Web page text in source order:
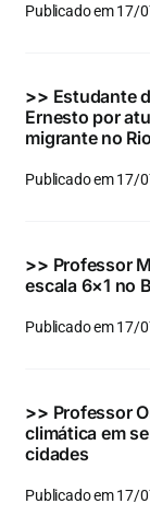
Publicado em 17/
>> Estudante
Ernesto por
migrante no
Publicado em 17/
>> Professor
escala 6×1 no
Publicado em 17/
>> Professor
climática em
cidades
Publicado em 17/